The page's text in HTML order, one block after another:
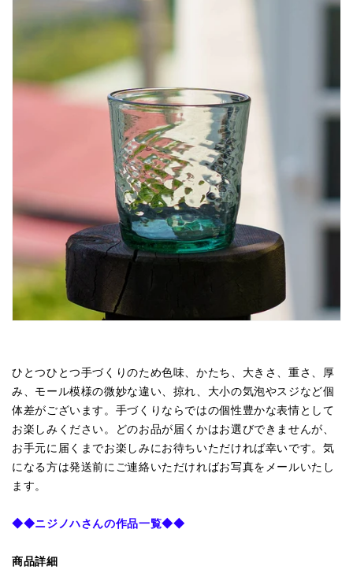
ひとつひとつ手づくりのため色味、かたち、大きさ、重さ、厚
み、モール模様の微妙な違い、掠れ、大小の気泡やスジなど個
体差がございます。手づくりならではの個性豊かな表情として
お楽しみください。どのお品が届くかはお選びできませんが、
お手元に届くまでお楽しみにお待ちいただければ幸いです。気
になる方は発送前にご連絡いただければお写真をメールいたし
ます。
◆◆ニジノハさんの作品一覧◆◆
商品詳細